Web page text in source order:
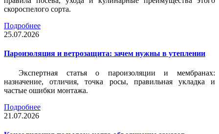
скороспелого сорта.
Подробнее
25.07.2026
Пароизоляция и ветрозащита: зачем нужны в утеплении
Экспертная статья о пароизоляции и мембранах:
назначение, отличия, точка росы, правильная укладка и
частые ошибки монтажа.
Подробнее
21.07.2026